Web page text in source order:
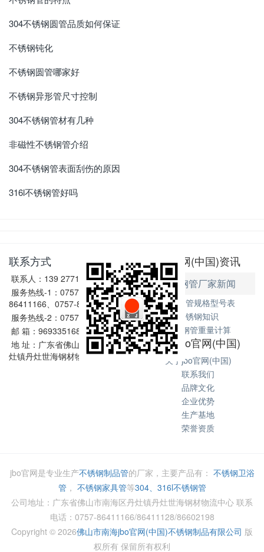
304不锈钢圆管品质如何保证
不锈钢钝化
不锈钢圆管哪家好
不锈钢异形管尺寸控制
304不锈钢管材有几种
非磁性不锈钢管介绍
304不锈钢管表面刮伤的原因
316l不锈钢管好吗
联系方式
联系人：139 2771 6167
服务热线-1：0757-
86411166、0757-86411128
服务热线-2：0757-86602198
邮 箱：969335168@qq.com
地 址：广东省佛山市南海区丹
灶镇丹灶世海钢材物流中心
jbo官网(中国)资讯
不锈钢管厂家新闻
不锈钢管规格型号表
不锈钢知识
不锈钢管重量计算
关于jbo官网(中国)
关于jbo官网(中国)
联系我们
品牌文化
企业优势
生产基地
荣誉资质
jbo官网是专业生产不锈钢制品管的厂家，主要产品有： 不锈钢卫浴
管 ， 不锈钢家具管等304、316l不锈钢管
公司地址：广东省佛山市南海区丹灶镇丹灶世海钢材物流中心 联系
电话：0757-86411166/86411128/86602198
Copyright © 2026佛山市南海jbo官网(中国)不锈钢制品有限公司 版
权所有 保留所有权利